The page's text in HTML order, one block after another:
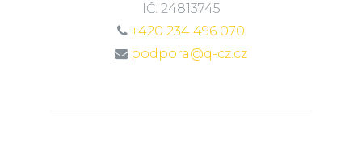
IČ: 24813745
+420 234 496 070
podpora@q-cz.cz